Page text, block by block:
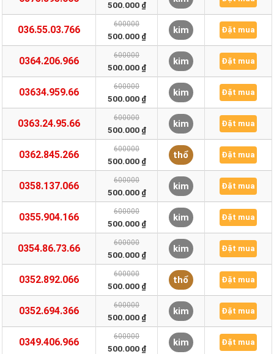
500.000 ₫
036.55.03.766 600000
500.000 ₫
kim Đặt mua
0364.206.966 600000
500.000 ₫
kim Đặt mua
03634.959.66 600000
500.000 ₫
kim Đặt mua
0363.24.95.66 600000
500.000 ₫
kim Đặt mua
0362.845.266 600000
500.000 ₫
thổ Đặt mua
0358.137.066 600000
500.000 ₫
kim Đặt mua
0355.904.166 600000
500.000 ₫
kim Đặt mua
0354.86.73.66 600000
500.000 ₫
kim Đặt mua
0352.892.066 600000
500.000 ₫
thổ Đặt mua
0352.694.366 600000
500.000 ₫
kim Đặt mua
0349.406.966 600000
500.000 ₫
kim Đặt mua